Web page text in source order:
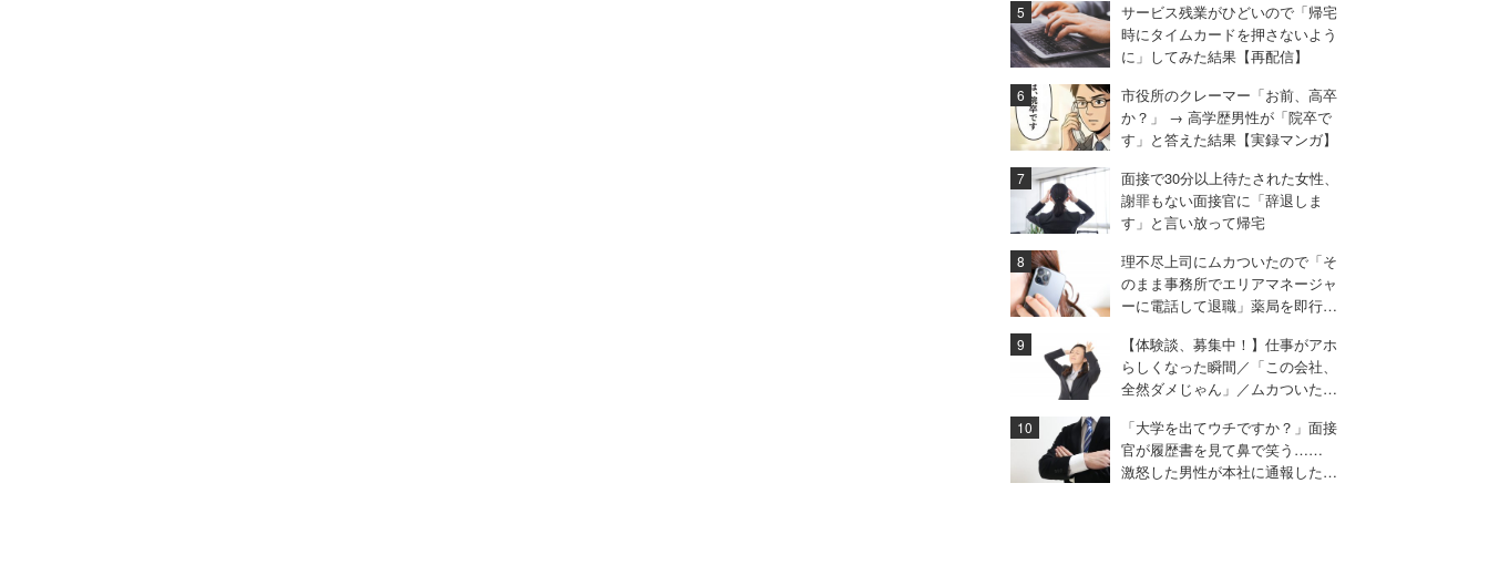
サービス残業がひどいので「帰宅
時にタイムカードを押さないよう
に」してみた結果【再配信】
市役所のクレーマー「お前、高卒
か？」 → 高学歴男性が「院卒で
す」と答えた結果【実録マンガ】
面接で30分以上待たされた女性、
謝罪もない面接官に「辞退しま
す」と言い放って帰宅
理不尽上司にムカついたので「そ
のまま事務所でエリアマネージャ
ーに電話して退職」薬局を即行で
【体験談、募集中！】仕事がアホ
らしくなった瞬間／「この会社、
全然ダメじゃん」／ムカついた面
「大学を出てウチですか？」面接
官が履歴書を見て鼻で笑う……
激怒した男性が本社に通報した結